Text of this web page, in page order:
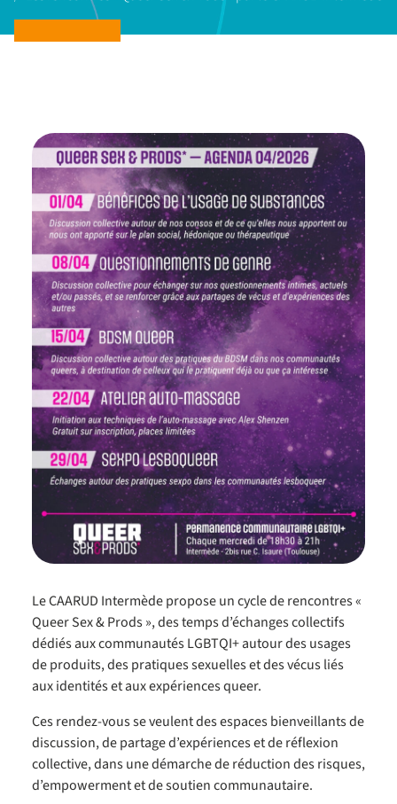
Le CAARUD Intermède propose un cycle de rencontres «
Queer Sex & Prods », des temps d’échanges collectifs
dédiés aux communautés LGBTQI+ autour des usages
de produits, des pratiques sexuelles et des vécus liés
aux identités et aux expériences queer.
Ces rendez-vous se veulent des espaces bienveillants de
discussion, de partage d’expériences et de réflexion
collective, dans une démarche de réduction des risques,
d’empowerment et de soutien communautaire.